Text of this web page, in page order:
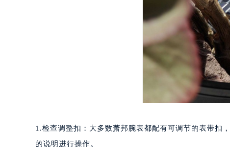
太原市迎泽区解放路15号亨得利名表
沈阳市沈河区中街路137号亨得利名表
沈阳市沈河区中街路83号亨得利名表
乌鲁木齐市天山区红山路26号时代广
温州市鹿城区锦绣路1067号置信广场
哈尔滨市道里区友谊西路600号富力中
大连市中山区人民路15号国际金融大厦
佛山市禅城区季华五路57号万科金融
无锡市梁溪区人民中路139号恒隆广场
1.检查调整扣：大多数萧邦腕表都配有可调节的表带扣
的说明进行操作。